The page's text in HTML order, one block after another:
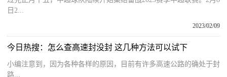
日2...
2023/02/09
今日热搜：怎么查高速封没封 这几种方法可以试下
小编注意到，因为各种各样的原因，目前有许多高速公路的确处于封
路...